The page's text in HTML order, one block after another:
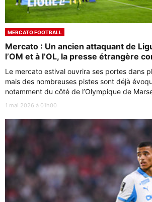
MERCATO FOOTBALL
Mercato : Un ancien attaquant de
l’OM et à l’OL, la presse étrangère
Le mercato estival ouvrira ses portes dans
mais des nombreuses pistes sont déjà
notamment du côté de l’Olympique de
1 mai 2026 à 01h00